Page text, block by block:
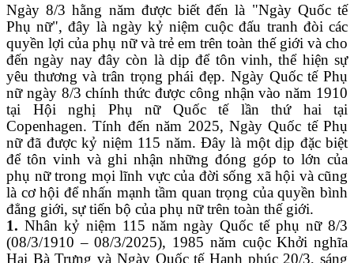
Ngày 8/3 hằng năm được biết đến là "Ngày Quốc tế
Phụ nữ", đây là ngày kỷ niệm cuộc đấu tranh đòi các
quyền lợi của phụ nữ và trẻ em trên toàn thế giới và cho
đến ngày nay đây còn là dịp để tôn vinh, thể hiện sự
yêu thương và trân trọng phái đẹp. Ngày Quốc tế Phụ
nữ ngày 8/3 chính thức được công nhận vào năm 1910
tại Hội nghị Phụ nữ Quốc tế lần thứ hai tại
Copenhagen. Tính đến năm 2025, Ngày Quốc tế Phụ
nữ đã được kỷ niệm 115 năm. Đây là một dịp đặc biệt
để tôn vinh và ghi nhận những đóng góp to lớn của
phụ nữ trong mọi lĩnh vực của đời sống xã hội và cũng
là cơ hội để nhấn mạnh tầm quan trọng của quyền bình
đẳng giới, sự tiến bộ của phụ nữ trên toàn thế giới.
1. Nhân kỷ niệm 115 năm ngày Quốc tế phụ nữ 8/3
(08/3/1910 – 08/3/2025), 1985 năm cuộc Khởi nghĩa
Hai Bà Trưng và Ngày Quốc tế Hạnh phúc 20/3, sáng